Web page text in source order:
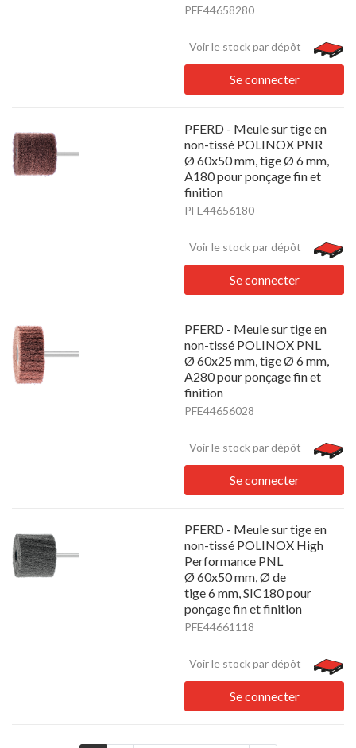
PFE44658280
Voir le stock par dépôt
Se connecter
PFERD - Meule sur tige en
non-tissé POLINOX PNR
Ø 60x50 mm, tige Ø 6 mm,
A180 pour ponçage fin et
finition
PFE44656180
Voir le stock par dépôt
Se connecter
PFERD - Meule sur tige en
non-tissé POLINOX PNL
Ø 60x25 mm, tige Ø 6 mm,
A280 pour ponçage fin et
finition
PFE44656028
Voir le stock par dépôt
Se connecter
PFERD - Meule sur tige en
non-tissé POLINOX High
Performance PNL
Ø 60x50 mm, Ø de
tige 6 mm, SIC180 pour
ponçage fin et finition
PFE44661118
Voir le stock par dépôt
Se connecter